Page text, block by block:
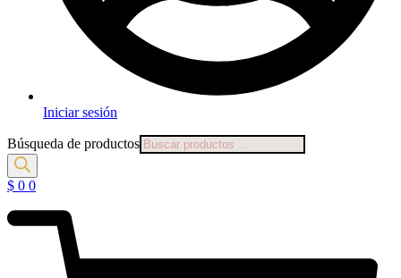
Iniciar sesión
Búsqueda de productos
$ 0 0